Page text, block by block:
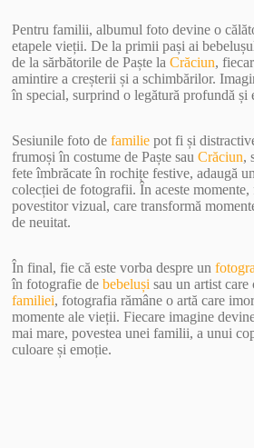
Pentru familii, albumul foto devine o
etapele vieții. De la primii pași ai
de la sărbătorile de Paște laCrăciun,
amintire a creșterii și a schimbărilor.
în special, surprind o legătură profundă și
Sesiunile foto defamilie pot fi și
frumoși în costume de Paște sauCrăciun,
fete îmbrăcate în rochițe festive, adaugă
colecției de fotografii. În aceste
povestitor vizual, care transformă
de neuitat.
În final, fie că este vorba despre un
în fotografie debebeluși sau un artist care
familiei, fotografia rămâne o artă care
momente ale vieții. Fiecare imagine
mai mare, povestea unei familii, a unui
culoare și emoție.